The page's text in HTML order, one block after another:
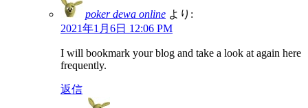
poker dewa online より:
2021年1月6日 12:06 PM
I will bookmark your blog and take a look at again here
frequently.
返信